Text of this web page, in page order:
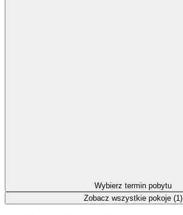
Wybierz termin pobytu
Zobacz wszystkie pokoje (1)